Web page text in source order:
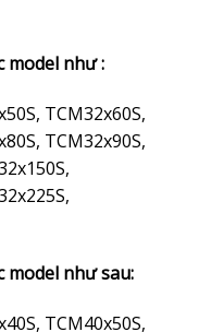
model như :
TCM32x60S,
TCM32x90S,
model như sau:
TCM40x50S,